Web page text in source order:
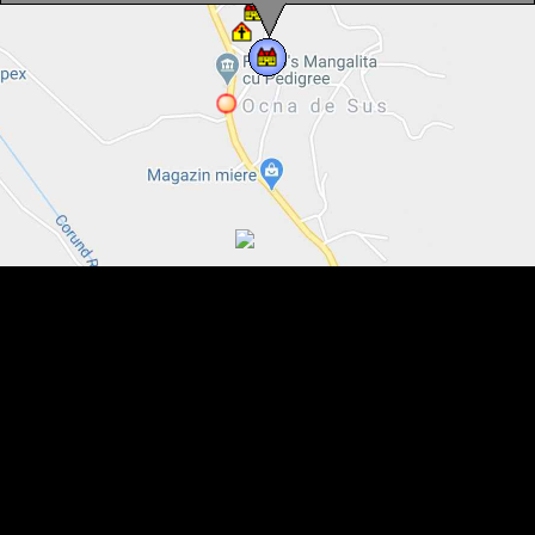
Casa cantorului, Ocna de Sus , Foto: WR